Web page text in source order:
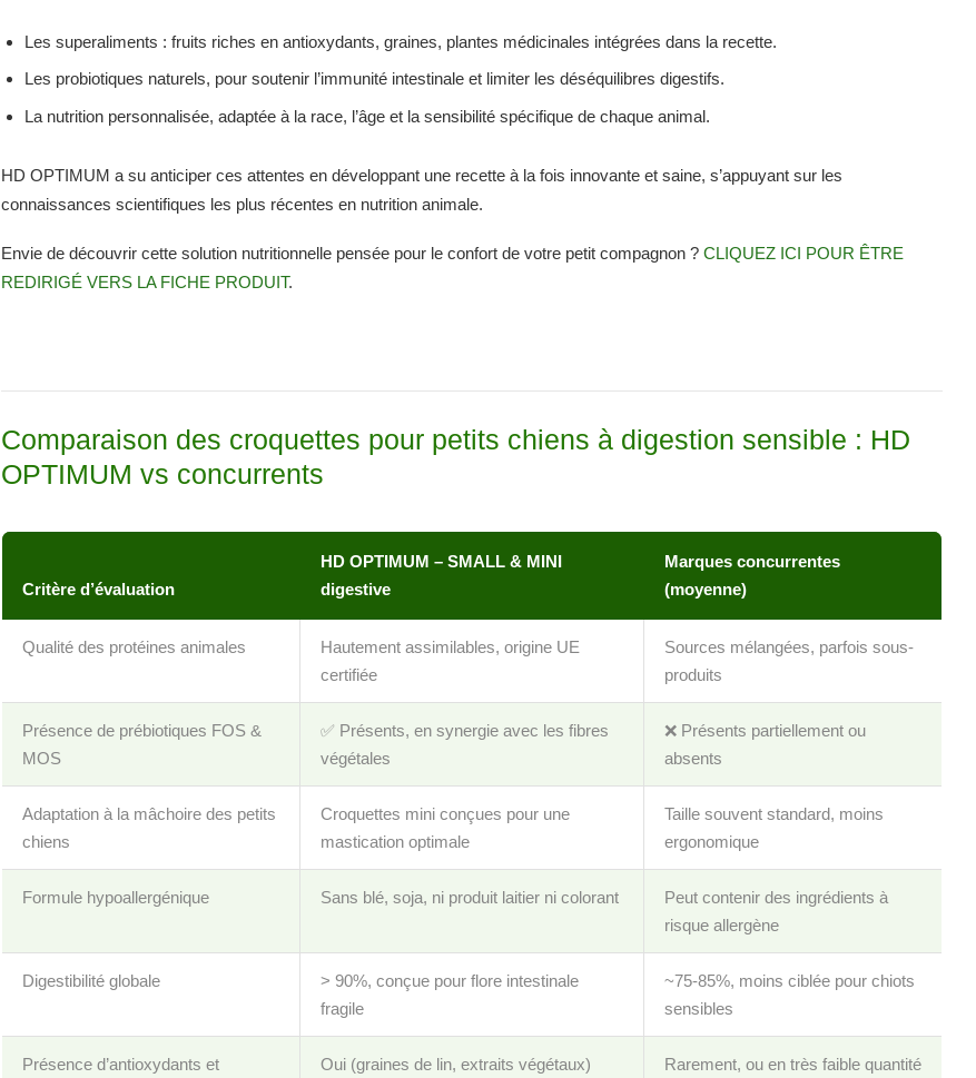
Les superaliments : fruits riches en antioxydants, graines, plantes médicinales intégrées dans la recette.
Les probiotiques naturels, pour soutenir l’immunité intestinale et limiter les déséquilibres digestifs.
La nutrition personnalisée, adaptée à la race, l’âge et la sensibilité spécifique de chaque animal.
HD OPTIMUM a su anticiper ces attentes en développant une recette à la fois innovante et saine, s’appuyant sur les
connaissances scientifiques les plus récentes en nutrition animale.
Envie de découvrir cette solution nutritionnelle pensée pour le confort de votre petit compagnon ? CLIQUEZ ICI POUR ÊTRE
REDIRIGÉ VERS LA FICHE PRODUIT.
Comparaison des croquettes pour petits chiens à digestion sensible : HD
OPTIMUM vs concurrents
Critère d’évaluation
HD OPTIMUM – SMALL & MINI
digestive
Marques concurrentes
(moyenne)
Qualité des protéines animales
Hautement assimilables, origine UE
certifiée
Sources mélangées, parfois sous-
produits
Présence de prébiotiques FOS &
MOS
✅ Présents, en synergie avec les fibres
végétales
❌ Présents partiellement ou
absents
Adaptation à la mâchoire des petits
chiens
Croquettes mini conçues pour une
mastication optimale
Taille souvent standard, moins
ergonomique
Formule hypoallergénique Sans blé, soja, ni produit laitier ni colorant
Peut contenir des ingrédients à
risque allergène
Digestibilité globale
> 90%, conçue pour flore intestinale
fragile
~75-85%, moins ciblée pour chiots
sensibles
Présence d’antioxydants et Oui (graines de lin, extraits végétaux) Rarement, ou en très faible quantité